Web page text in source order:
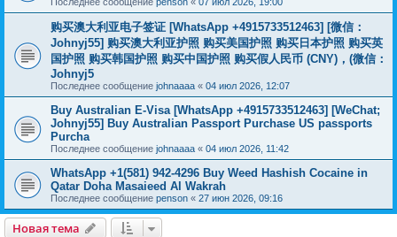
购买澳大利亚电子签证 [WhatsApp +4915733512463] [微信：
Johnyj55] 购买澳大利亚护照 购买美国护照 购买日本护照 购买英
国护照 购买韩国护照 购买中国护照 购买假人民币 (CNY)，(微信：
Johnyj5
Последнее сообщение johnaaaa « 04 июл 2026, 12:07
Buy Australian E-Visa [WhatsApp +4915733512463] [WeChat;
Johnyj55] Buy Australian Passport Purchase US passports
Purcha
Последнее сообщение johnaaaa « 04 июл 2026, 11:42
WhatsApp +1(581) 942-4296 Buy Weed Hashish Cocaine in
Qatar Doha Masaieed Al Wakrah
Последнее сообщение penson « 27 июн 2026, 09:16
Новая тема